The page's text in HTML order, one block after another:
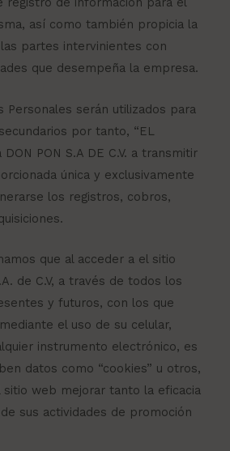
así como también propicia la
partes intervinientes con
que desempeña la empresa.
Personales serán utilizados para
por tanto, “EL
DON PON S.A DE C.V. a transmitir
única y exclusivamente
los registros, cobros,
que al acceder a el sitio
de C.V, a través de todos los
y futuros, con los que
el uso de su celular,
instrumento electrónico, es
datos como “cookies” u otros,
web mejorar tanto la eficacia
sus actividades de promoción